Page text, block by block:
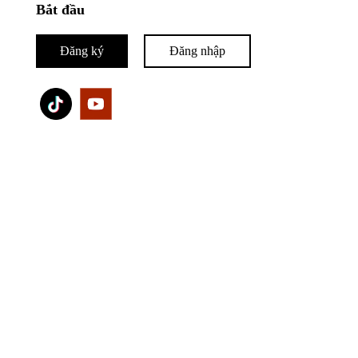
Bắt đầu
Đăng ký Đăng nhập